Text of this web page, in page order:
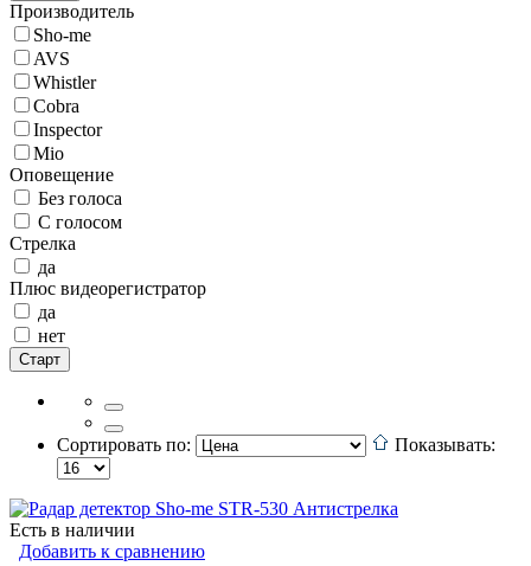
Производитель
Sho-me
AVS
Whistler
Cobra
Inspector
Mio
Оповещение
Без голоса
С голосом
Стрелка
да
Плюс видеорегистратор
да
нет
Сортировать по: Показывать:
Есть в наличии
Добавить к сравнению